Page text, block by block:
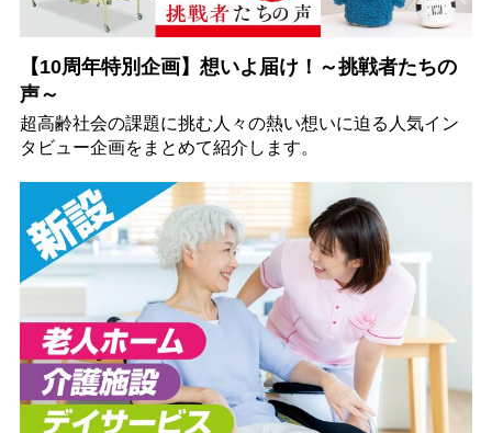
【10周年特別企画】想いよ届け！～挑戦者たちの
声～
超高齢社会の課題に挑む人々の熱い想いに迫る人気イン
タビュー企画をまとめて紹介します。